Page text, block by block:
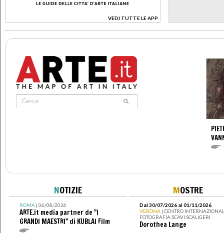
VEDI TUTTE LE APP
>
NOTIZIE
ROMA| 06/08/2026
ARTE.it media partner de "I
GRANDI MAESTRI" di KUBLAI Film
MOSTRE
Dal 30/07/2026 al 01/11/2026
VERONA | CENTRO
FOTOGRAFIA SCAVI SCALIGERI
Dorothea Lange